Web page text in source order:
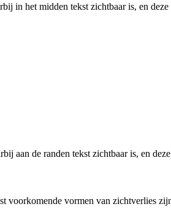
in het midden tekst zichtbaar is, en
aan de randen tekst zichtbaar is, en
voorkomende vormen van zichtverlies